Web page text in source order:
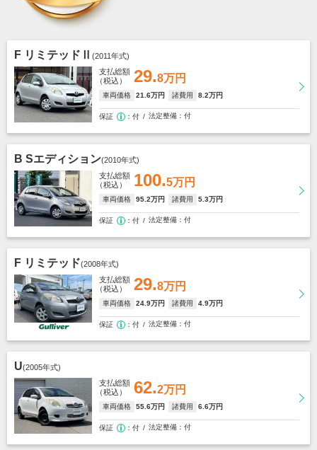
F リミテッドⅡ (2011年式)
29.8万円
支払総額
（税込）
車両価格 21.6万円 諸費用 8.2万円
保証 付 法定整備 付
B Sエディション(2010年式)
100.5万円
支払総額
（税込）
車両価格 95 .2万円 諸費用 5 .3万円
保証 付 法定整備 付
F リミテッド(2008年式)
29.8万円
支払総額
（税込）
車両価格 24 .9万円 諸費用 4 .9万円
保証 付 法定整備 付
U(2005年式)
62.2万円
支払総額
（税込）
車両価格 55 .6万円 諸費用 6 .6万円
保証 付 法定整備 付